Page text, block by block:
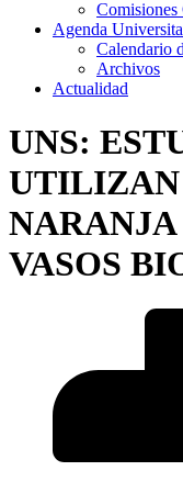
Comisiones
Agenda
Calendario
Archivos
Actualidad
UNS:
UTILIZAN
VASOS